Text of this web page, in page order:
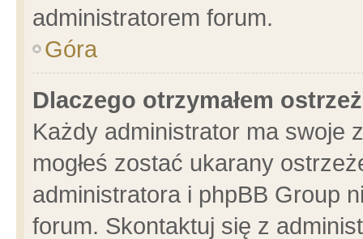
administratorem forum.
Góra
Dlaczego otrzymałem
Każdy administrator ma swoje
mogłeś zostać ukarany
administratora i phpBB Group
forum. Skontaktuj się z